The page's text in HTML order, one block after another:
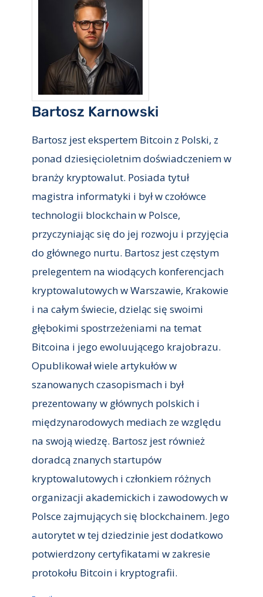
Bartosz Karnowski
Bartosz jest ekspertem Bitcoin z Polski, z
ponad dziesięcioletnim doświadczeniem w
branży kryptowalut. Posiada tytuł
magistra informatyki i był w czołówce
technologii blockchain w Polsce,
przyczyniając się do jej rozwoju i przyjęcia
do głównego nurtu. Bartosz jest częstym
prelegentem na wiodących konferencjach
kryptowalutowych w Warszawie, Krakowie
i na całym świecie, dzieląc się swoimi
głębokimi spostrzeżeniami na temat
Bitcoina i jego ewoluującego krajobrazu.
Opublikował wiele artykułów w
szanowanych czasopismach i był
prezentowany w głównych polskich i
międzynarodowych mediach ze względu
na swoją wiedzę. Bartosz jest również
doradcą znanych startupów
kryptowalutowych i członkiem różnych
organizacji akademickich i zawodowych w
Polsce zajmujących się blockchainem. Jego
autorytet w tej dziedzinie jest dodatkowo
potwierdzony certyfikatami w zakresie
protokołu Bitcoin i kryptografii.